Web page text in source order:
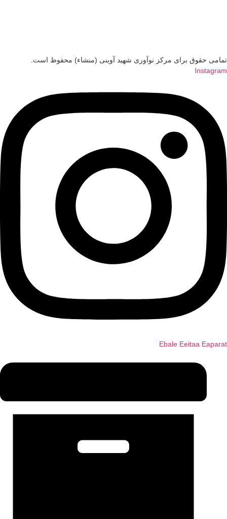
تمامی حقوق برای مرکز نوآوری شهید آوینی (منشاء) محفوظ است.
Instagram
Ebale Eeitaa Eaparat